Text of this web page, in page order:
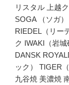
リスタル 上越
SOGA （ソガ
RIEDEL（リー
ク IWAKI（岩
DANSK
ック） TIGER
九谷焼 美濃焼